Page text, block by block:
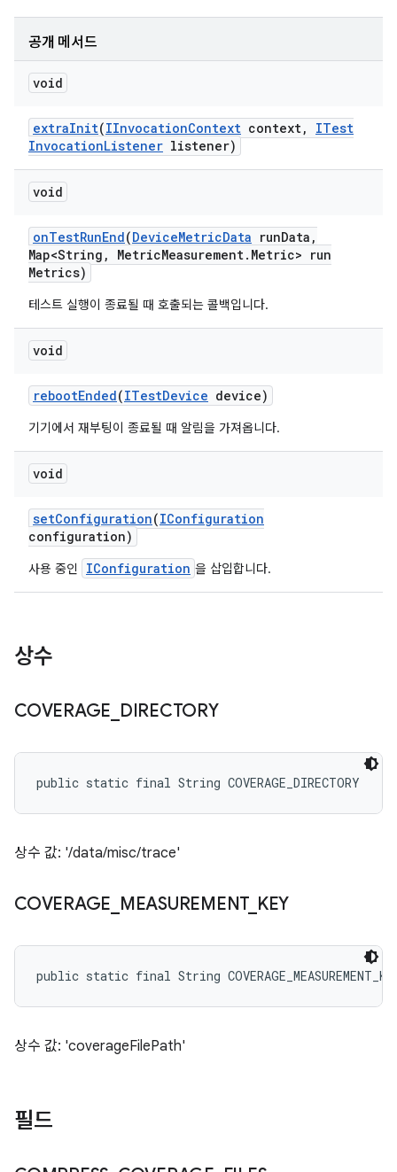
공개 메서드
void
extraInit(IInvocationContext context,
ITest
InvocationListener listener)
void
onTestRunEnd(DeviceMetricData runData ,
Map<String , MetricMeasurement. Metric> run
Metrics)
테스트 실행이 종료될 때 호출되는 콜백입니다.
void
rebootEnded(ITestDevice device)
기기에서 재부팅이 종료될 때 알림을 가져옵니다.
void
setConfiguration(IConfiguration
configuration)
사용 중인 IConfiguration 을 삽입합니다.
상수
COVERAGE DIRECTORY
public static final String COVERAGE_DIRECTORY
상수 값: '/data/misc/trace'
COVERAGE MEASUREMENT_ KEY
public static final String
상수 값: 'coverageFilePath'
필드